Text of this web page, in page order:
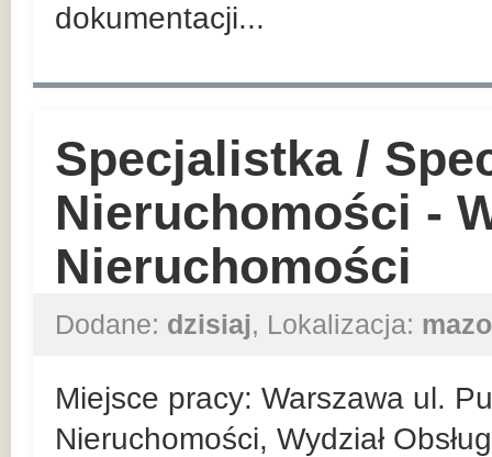
dokumentacji...
Specjalistka /
Nieruchomości -
Nieruchomości
Dodane: dzisiaj, Lokalizacja:
Miejsce pracy: Warszawa ul.
Nieruchomości, Wydział